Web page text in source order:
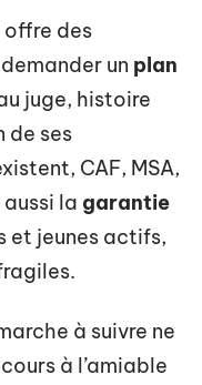
des
un plan
juge, histoire
de ses
CAF, MSA,
la garantie
et jeunes actifs,
à suivre ne
à l’amiable